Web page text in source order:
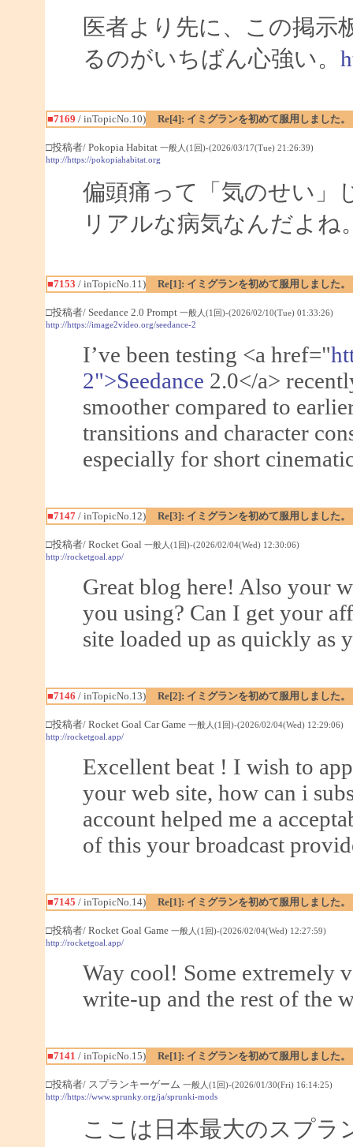
医者より先に、この掲示
るのがいちばん心強い。
■7169 / inTopicNo.10) Re[4]: イミグランを初めて服用しました。
□投稿者/ Pokopia Habitat 一般人(1回)-(2026/03/17(Tue) 21:26:39)
http://https://pokopiahabitat.org
偏頭痛って「気のせい」
リアルな病気なんだよね
■7153 / inTopicNo.11) Re[1]: イミグランを初めて服用しました。
□投稿者/ Seedance 2.0 Prompt 一般人(1回)-(2026/02/10(Tue) 01:33:26)
http://https://image2video.org/seedance-2
I’ve been testing <a href="
2">Seedance 2.0</a>
smoother compared to
transitions and character
especially for short
■7147/ inTopicNo.12) Re[3]: イミグランを初めて服用しました。
□投稿者/ Rocket Goal 一般人(1回)-(2026/02/04(Wed) 12:30:06)
http://rocketgoal.app/
Great blog here! Also your
you using? Can I get your
site loaded up as quickly as
■7146 / inTopicNo.13) Re[2]: イミグランを初めて服用しました。
□投稿者/ Rocket Goal Car Game 一般人(1回)-(2026/02/04(Wed) 12:29:06)
http://rocketgoal.app/
Excellent beat ! I wish to
your web site, how can i
account helped me a
of this your broadcast
■7145 / inTopicNo.14) Re[1]: イミグランを初めて服用しました。
□投稿者/ Rocket Goal Game 一般人(1回)-(2026/02/04(Wed) 12:27:59)
http://rocketgoal.app/
Way cool! Some extremely
write-up and the rest of the
■7141 / inTopicNo.15) Re[1]: イミグランを初めて服用しました。
□投稿者/ スプランキーゲーム 一般人(1回)-(2026/01/30(Fri) 16:14:25)
http://https://www.sprunky.org/ja/sprunki-mods
ここは日本最大のスプラ